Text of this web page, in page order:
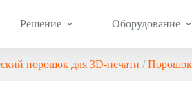
Решение Оборудование
порошок для 3D-печати / Порошок